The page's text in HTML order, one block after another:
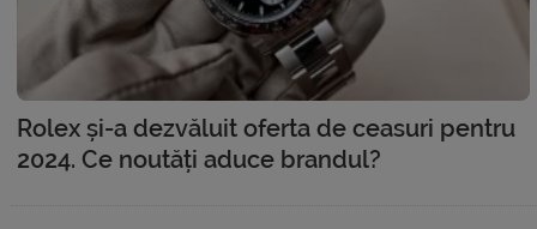
Rolex și-a dezvăluit oferta de ceasuri pentru
2024. Ce noutăți aduce brandul?